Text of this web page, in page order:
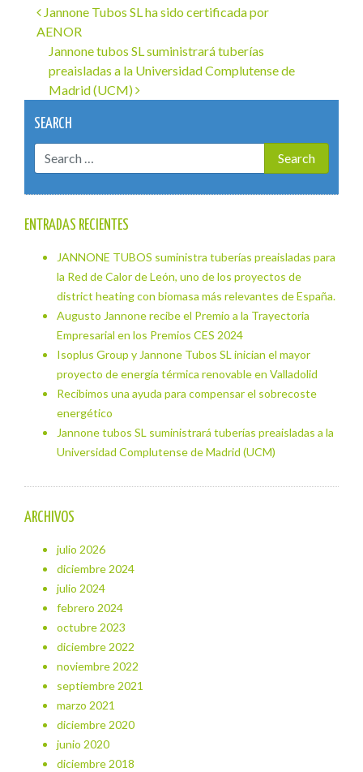
Navegación
de
entradas
Jannone Tubos SL ha sido certificada por
AENOR
Jannone tubos SL suministrará tuberías
preaisladas a la Universidad Complutense de
Madrid (UCM)
SEARCH
ENTRADAS RECIENTES
JANNONE TUBOS suministra tuberías preaisladas para
la Red de Calor de León, uno de los proyectos de
district heating con biomasa más relevantes de España.
Augusto Jannone recibe el Premio a la Trayectoria
Empresarial en los Premios CES 2024
Isoplus Group y Jannone Tubos SL inician el mayor
proyecto de energía térmica renovable en Valladolid
Recibimos una ayuda para compensar el sobrecoste
energético
Jannone tubos SL suministrará tuberías preaisladas a la
Universidad Complutense de Madrid (UCM)
ARCHIVOS
julio 2026
diciembre 2024
julio 2024
febrero 2024
octubre 2023
diciembre 2022
noviembre 2022
septiembre 2021
marzo 2021
diciembre 2020
junio 2020
diciembre 2018